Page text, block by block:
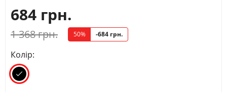
684 грн.
1 368 грн. 50% -684 грн.
Колір: